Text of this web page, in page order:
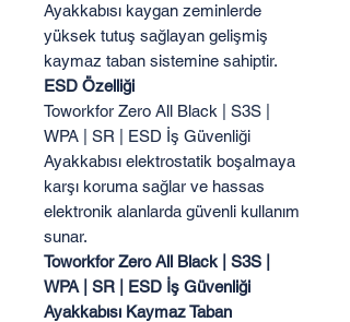
Ayakkabısı kaygan zeminlerde
yüksek tutuş sağlayan gelişmiş
kaymaz taban sistemine sahiptir.
ESD Özelliği
Toworkfor Zero All Black | S3S |
WPA | SR | ESD İş Güvenliği
Ayakkabısı elektrostatik boşalmaya
karşı koruma sağlar ve hassas
elektronik alanlarda güvenli kullanım
sunar.
Toworkfor Zero All Black | S3S |
WPA | SR | ESD İş Güvenliği
Ayakkabısı Kaymaz Taban